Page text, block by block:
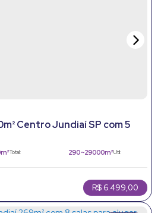
Centro Jundiaí SP com 5
R$ 6.499,00
Total: Útil:
290 ~ 29000m²